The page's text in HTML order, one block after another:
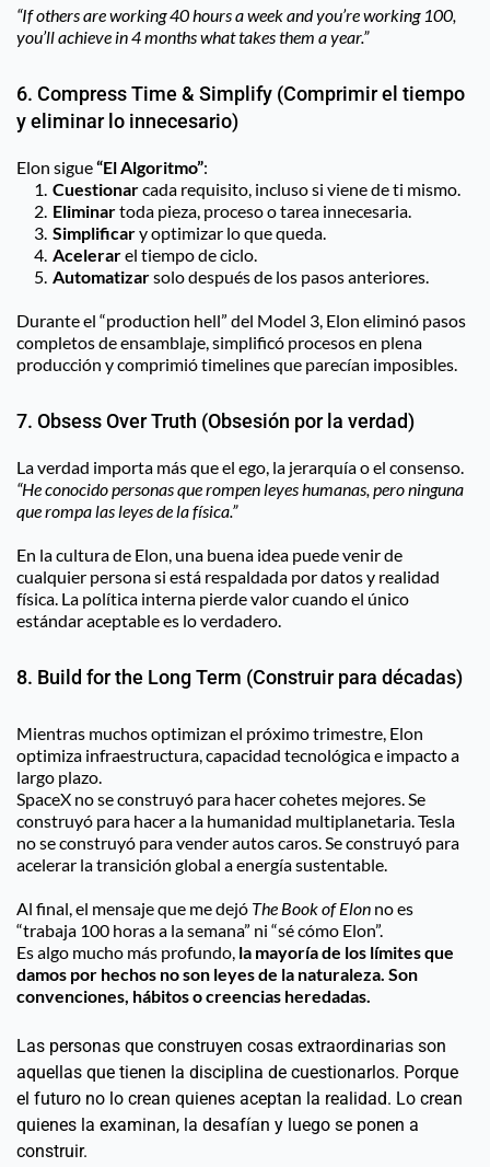
“If others are working 40 hours a week and you’re working 100,
you’ll achieve in 4 months what takes them a year.”
6. Compress Time & Simplify (Comprimir el tiempo
y eliminar lo innecesario)
Elon sigue “El Algoritmo”:
Cuestionar cada requisito, incluso si viene de ti mismo.
Eliminar toda pieza, proceso o tarea innecesaria.
Simplificar y optimizar lo que queda.
Acelerar el tiempo de ciclo.
Automatizar solo después de los pasos anteriores.
Durante el “production hell” del Model 3, Elon eliminó pasos
completos de ensamblaje, simplificó procesos en plena
producción y comprimió timelines que parecían imposibles.
7. Obsess Over Truth (Obsesión por la verdad)
La verdad importa más que el ego, la jerarquía o el consenso.
“He conocido personas que rompen leyes humanas, pero ninguna
que rompa las leyes de la física.”
En la cultura de Elon, una buena idea puede venir de
cualquier persona si está respaldada por datos y realidad
física. La política interna pierde valor cuando el único
estándar aceptable es lo verdadero.
8. Build for the Long Term (Construir para décadas)
Mientras muchos optimizan el próximo trimestre, Elon
optimiza infraestructura, capacidad tecnológica e impacto a
largo plazo.
SpaceX no se construyó para hacer cohetes mejores. Se
construyó para hacer a la humanidad multiplanetaria. Tesla
no se construyó para vender autos caros. Se construyó para
acelerar la transición global a energía sustentable.
Al final, el mensaje que me dejó The Book of Elon no es
“trabaja 100 horas a la semana” ni “sé cómo Elon”.
Es algo mucho más profundo, la mayoría de los límites que
damos por hechos no son leyes de la naturaleza. Son
convenciones, hábitos o creencias heredadas.
Las personas que construyen cosas extraordinarias son
aquellas que tienen la disciplina de cuestionarlos. Porque
el futuro no lo crean quienes aceptan la realidad. Lo crean
quienes la examinan, la desafían y luego se ponen a
construir.